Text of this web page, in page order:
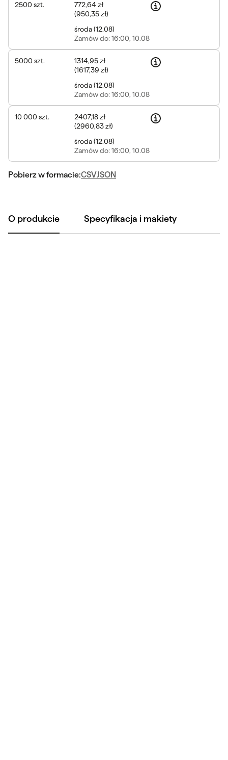
2500 szt.
772,64 zł
(950,35 zł)
środa(12.08)
Zamówdo: 16:00, 10.08
5000 szt.
1314,95 zł
(1617,39 zł)
środa(12.08)
Zamówdo: 16:00, 10.08
10 000 szt.
2407,18 zł
(2960,83 zł)
środa(12.08)
Zamówdo: 16:00, 10.08
Pobierz w formacie:CSVJSON
O produkcie Specyfikacja i makiety